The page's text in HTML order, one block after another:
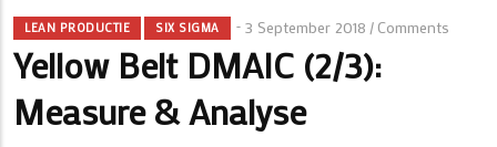
LEAN PRODUCTIE SIX SIGMA 3 September 2018 / Comments
Yellow Belt DMAIC (2/3):
Measure & Analyse